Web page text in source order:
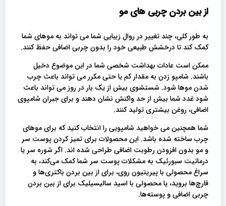
از بین بردن چربی های مو
به طور کلی، چند تغییر در روال زیبایی شما می تواند به موهای شما
کمک کند تا درخشش طبیعی خود را بدون چربی اضافی حفظ کنند.
ممکن است عادات بهداشت شخصی شما در این موضوع دخیل
باشند. شامپو زدن به مقدار کم یا حتی مکرر می تواند باعث چرب
شدن موها شود. شستشوی بیش از یک بار در روز می تواند باعث
شود غدد شما بیش از حد واکنش نشان دهند و برای جبران شامپوی
اضافی، روغن بیشتری تولید کنند.
شما همچنین می خواهید شامپویی را انتخاب کنید که برای موهای
چرب ساخته شده باشد. این محصولات برای تمیز کردن پوست سر
و مو بدون افزودن رطوبت اضافی طراحی شده اند. اگر شوره سر یا
درماتیت سبورئیک به مشکلات پوست سر شما کمک می‌کند، به
سراغ محصولی با پیریتیون روی، برای از بین بردن باکتری‌ها و
قارچ‌ها بروید، یا محصولی با اسید سالیسیلیک برای از بین بردن
چربی اضافی و پوسته‌ها.